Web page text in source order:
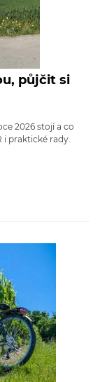
půjčit si
2026 stojí a co
praktické rady.